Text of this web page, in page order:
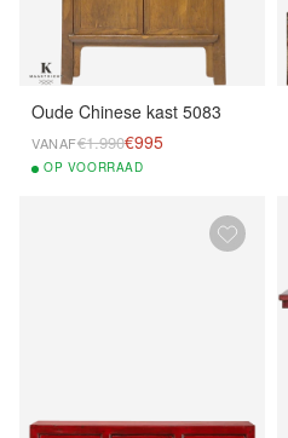
Oude Chinese kast 5083
VANAF€1.990€995
OP VOORRAAD